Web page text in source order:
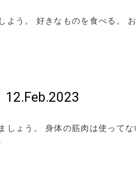
よう。 好きなものを食べる。
しょう。 身体の筋肉は使って